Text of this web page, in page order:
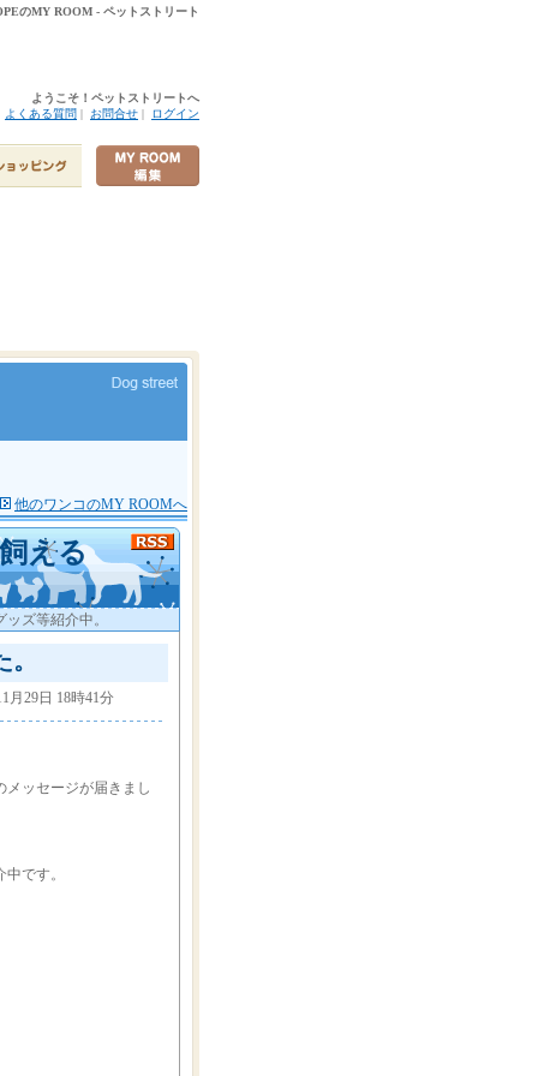
のMY ROOM - ペットストリート
ようこそ！ペットストリートへ
よくある質問 | お問合せ | ログイン
他のワンコのMY ROOMへ
える
ズ等紹介中。
月29日 18時41分
ッセージが届きまし
です。